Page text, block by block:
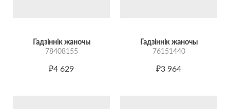
Гадзіннік жаночы
78408155
₽4 629
Гадзіннік жаночы
76151440
₽3 964